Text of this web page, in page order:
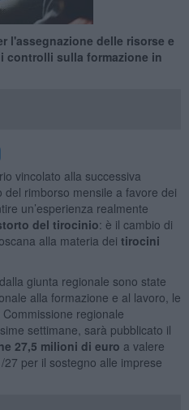
l'assegnazione delle risorse e
controlli sulla formazione in
vincolato alla successiva
del rimborso mensile a favore dei
un’esperienza realmente
del tirocinio: è il cambio di
alla materia dei tirocini
giunta regionale sono state
alla formazione e al lavoro, le
regionale
settimane, sarà pubblicato il
27,5 milioni di euro a valere
per il sostegno alle imprese